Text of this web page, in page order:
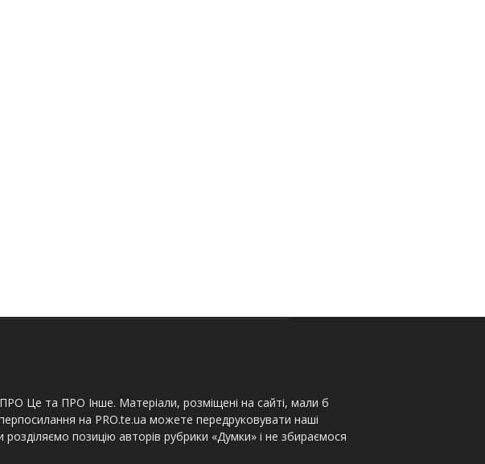
Це та ПРО Інше. Матеріали, розміщені на сайті, мали б
на PRO.te.ua можете передруковувати наші
позицію авторів рубрики «Думки» і не збираємося